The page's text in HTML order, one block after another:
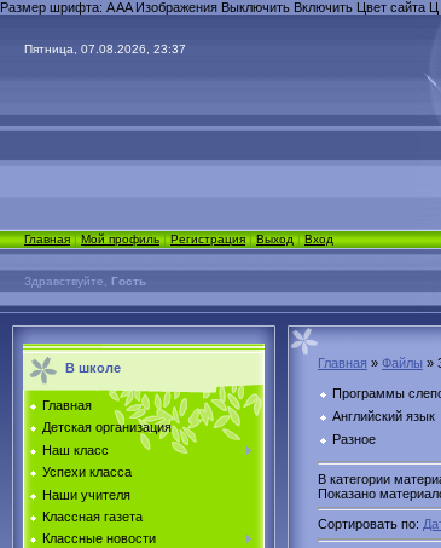
Размер шрифта: AAAИзображения Выключить Включить Цвет сайта Ц
Пятница, 07.08.2026, 23:37
Главная|Мой профиль|Регистрация |Выход|Вход
Здравствуйте, Гость
В школе
Главная
Детская организация
Наш класс
Успехи класса
Наши учителя
Классная газета
Классные новости
Главная » Файлы »
Программы
Английский язык
Разное
В категории
Показано
Сортировать по: